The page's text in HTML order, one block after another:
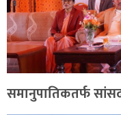
समानुपातिकतर्फ